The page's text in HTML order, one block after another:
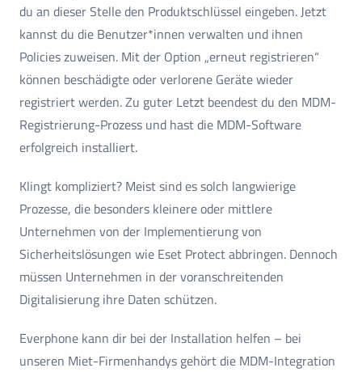
du an dieser Stelle den Produktschlüssel eingeben. Jetzt
kannst du die Benutzer*innen verwalten und ihnen
Policies zuweisen. Mit der Option „erneut registrieren“
können beschädigte oder verlorene Geräte wieder
registriert werden. Zu guter Letzt beendest du den MDM-
Registrierung-Prozess und hast die MDM-Software
erfolgreich installiert.
Klingt kompliziert? Meist sind es solch langwierige
Prozesse, die besonders kleinere oder mittlere
Unternehmen von der Implementierung von
Sicherheitslösungen wie Eset Protect abbringen. Dennoch
müssen Unternehmen in der voranschreitenden
Digitalisierung ihre Daten schützen.
Everphone kann dir bei der Installation helfen – bei
unseren Miet-Firmenhandys gehört die MDM-Integration